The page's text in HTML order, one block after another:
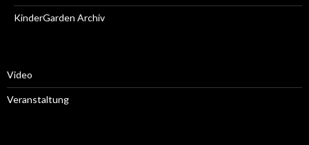
KinderGarden Archiv
Video
Veranstaltung